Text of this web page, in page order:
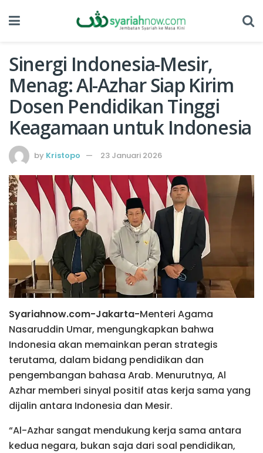
Sinergi Indonesia-Mesir,
Menag: Al-Azhar Siap Kirim
Dosen Pendidikan Tinggi
Keagamaan untuk Indonesia
by Kristopo 23 Januari 2026
Syariahnow.com-Jakarta-Menteri Agama
Nasaruddin Umar, mengungkapkan bahwa
Indonesia akan memainkan peran strategis
terutama, dalam bidang pendidikan dan
pengembangan bahasa Arab. Menurutnya, Al
Azhar memberi sinyal positif atas kerja sama yang
dijalin antara Indonesia dan Mesir.
“Al-Azhar sangat mendukung kerja sama antara
kedua negara, bukan saja dari soal pendidikan,